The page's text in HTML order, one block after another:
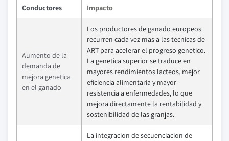
Conductores Impacto
Aumento de la
demanda de
mejora genetica
en el ganado
Los productores de ganado europeos
recurren cada vez mas a las tecnicas de
ART para acelerar el progreso genetico.
La genetica superior se traduce en
mayores rendimientos lacteos, mejor
eficiencia alimentaria y mayor
resistencia a enfermedades, lo que
mejora directamente la rentabilidad y
sostenibilidad de las granjas.
La integracion de secuenciacion de